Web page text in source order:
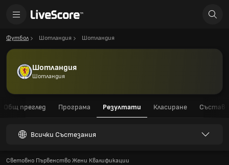
Футбол Шотландия Шотландия
Шотландия
Шотландия
Общ преглед Програма Резултати Класиране Състав
Всички Състезания
Световно Първенство Жени Квалификации